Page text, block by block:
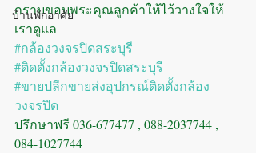
บ้านพักอาศัย
กราบขอบพระคุณลูกค้าให้ไว้วางใจให้
เราดูแล
#กล้องวงจรปิดสระบุรี
#ติดตั้งกล้องวงจรปิดสระบุรี
#ขายปลีกขายส่งอุปกรณ์ติดตั้งกล้อง
วงจรปิด
ปรึกษาฟรี 036-677477 , 088-2037744 ,
084-1027744